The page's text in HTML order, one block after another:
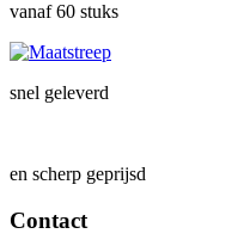
vanaf 60 stuks
snel geleverd
en scherp geprijsd
Contact